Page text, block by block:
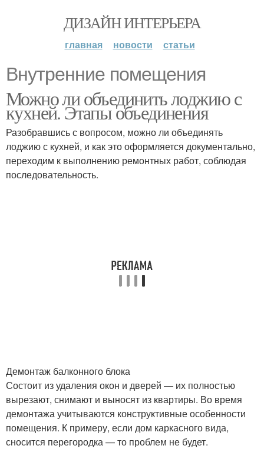
ДИЗАЙН ИНТЕРЬЕРА
главная новости статьи
Внутренние помещения
Можно ли объединить лоджию с
кухней. Этапы объединения
Разобравшись с вопросом, можно ли объединять
лоджию с кухней, и как это оформляется документально,
переходим к выполнению ремонтных работ, соблюдая
последовательность.
Демонтаж балконного блока
Состоит из удаления окон и дверей — их полностью
вырезают, снимают и выносят из квартиры. Во время
демонтажа учитываются конструктивные особенности
помещения. К примеру, если дом каркасного вида,
сносится перегородка — то проблем не будет.